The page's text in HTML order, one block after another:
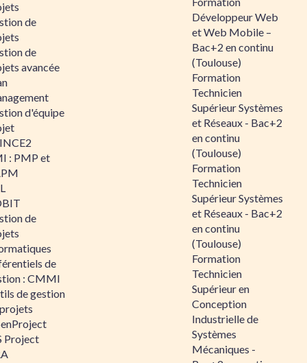
de
de
avancée
d'équipe
: PMP et
de
de
: CMMI
de gestion
Project
Développeur Web
et Web Mobile –
Bac+2 en continu
(Toulouse)
Formation
Technicien
Supérieur Systèmes
et Réseaux - Bac+2
en continu
(Toulouse)
Formation
Technicien
Supérieur Systèmes
et Réseaux - Bac+2
en continu
(Toulouse)
Formation
Technicien
Supérieur en
Conception
Industrielle de
Systèmes
Mécaniques -